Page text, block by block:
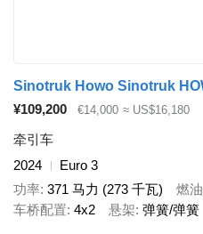
¥109,200 €14,000 ≈ US$16,180
牵引车
2024
Euro 3
功率 371 马力 (273 千瓦) 燃油
车桥配置 4x2 悬架 弹簧/弹簧